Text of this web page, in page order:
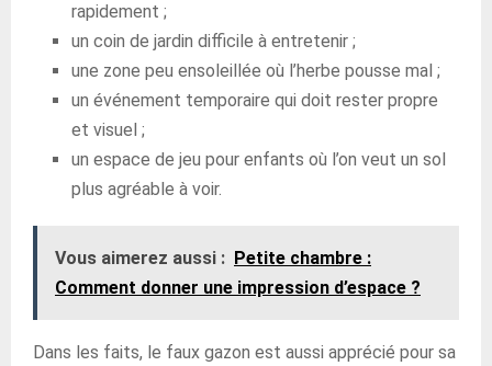
rapidement ;
un coin de jardin difficile à entretenir ;
une zone peu ensoleillée où l’herbe pousse mal ;
un événement temporaire qui doit rester propre
et visuel ;
un espace de jeu pour enfants où l’on veut un sol
plus agréable à voir.
Vous aimerez aussi : Petite chambre :
Comment donner une impression d’espace ?
Dans les faits, le faux gazon est aussi apprécié pour sa